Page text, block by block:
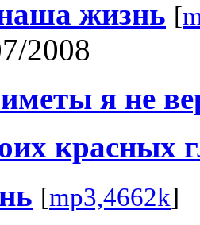
жизнь [
2008
я не
красных
[mp3,4662k]